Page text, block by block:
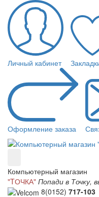
Личный кабинет
Оформление заказа
Компьютерный магазин
"TОЧКА" Попади в Точку,
8(0152) 717-103